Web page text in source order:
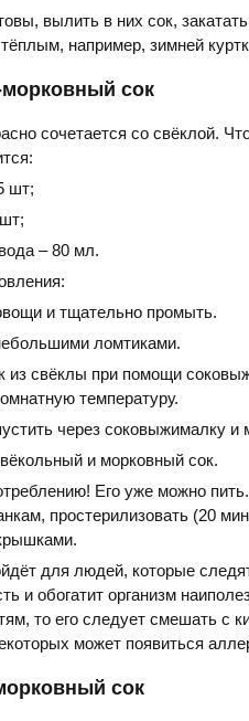
вылить в них сок,
например, зимней
сок
сочетается со свёклой.
шт;
– 80 мл.
и тщательно промыть.
ломтиками.
из свёклы при помощи
температуру.
через соковыжималку и
и морковный сок.
Его уже можно
простерилизовать (20
для людей, которые
и обогатит организм
то его следует смешать с
может появиться
сок